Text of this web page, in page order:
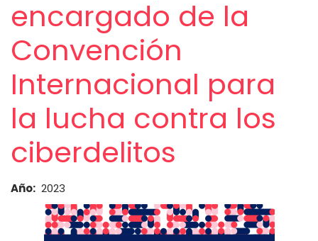
encargado de la
Convención
Internacional para
la lucha contra los
ciberdelitos
Año 2023